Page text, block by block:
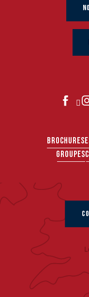
BROCHURES
GROUPES